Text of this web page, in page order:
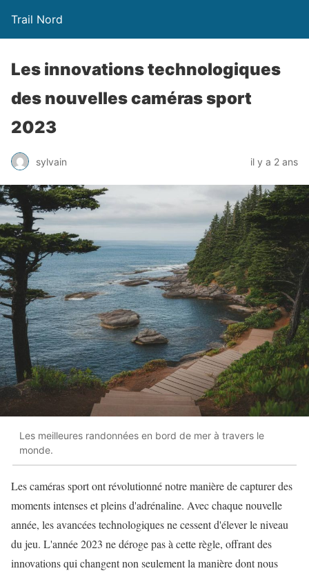
Trail Nord
Les innovations technologiques
des nouvelles caméras sport
2023
sylvain il y a 2 ans
Les meilleures randonnées en bord de mer à travers le
monde.
Les caméras sport ont révolutionné notre manière de capturer des
moments intenses et pleins d'adrénaline. Avec chaque nouvelle
année, les avancées technologiques ne cessent d'élever le niveau
du jeu. L'année 2023 ne déroge pas à cette règle, offrant des
innovations qui changent non seulement la manière dont nous